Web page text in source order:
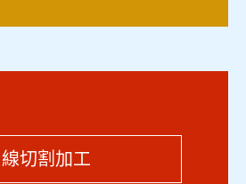
線切割加工